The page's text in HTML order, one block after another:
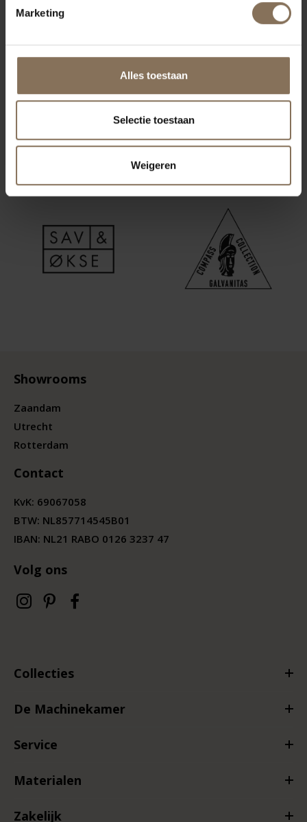
Marketing
Alles toestaan
Selectie toestaan
Weigeren
Showrooms
Zaandam
Utrecht
Rotterdam
Contact
KvK: 69067058
BTW: NL857714545B01
IBAN: NL21 RABO 0126 3237 47
Volg ons
Collecties
De Machinekamer
Service
Materialen
Zakelijk